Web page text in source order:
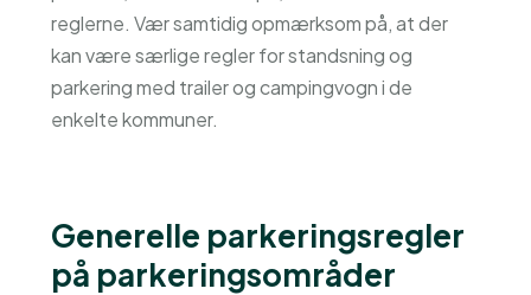
reglerne. Vær samtidig opmærksom på, at der
kan være særlige regler for standsning og
parkering med trailer og campingvogn i de
enkelte kommuner.
Generelle parkeringsregler
på parkeringsområder